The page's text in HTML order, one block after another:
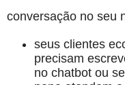
conversação no seu
seus clientes
precisam
no chatbot ou